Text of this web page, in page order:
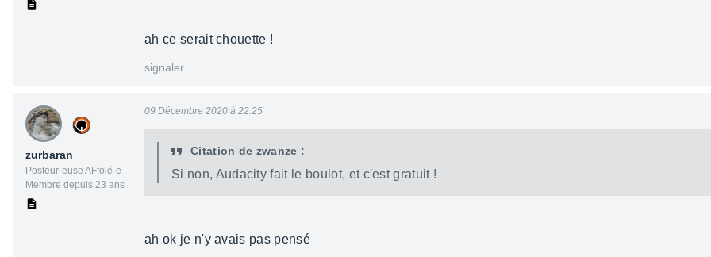
ah ce serait chouette !
signaler
zurbaran
Posteur·euse AFfolé·e
Membre depuis 23 ans
09 Décembre 2020 à 22:25
Citation de zwanze :
Si non, Audacity fait le boulot, et c'est gratuit !
ah ok je n'y avais pas pensé